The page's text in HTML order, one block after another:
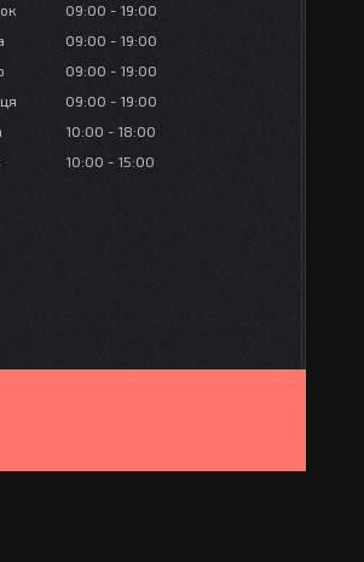
09:00
19:00
09:00
19:00
09:00
19:00
09:00
19:00
10:00
18:00
10:00 15:00